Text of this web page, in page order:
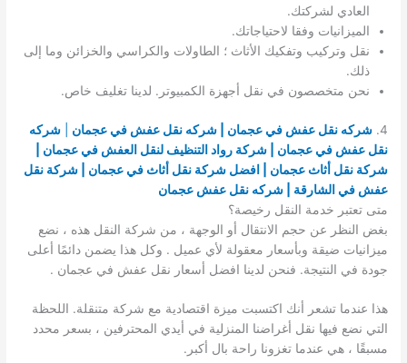
العادي لشركتك.
الميزانيات وفقا لاحتياجاتك.
نقل وتركيب وتفكيك الأثاث ؛ الطاولات والكراسي والخزائن وما إلى
ذلك.
نحن متخصصون في نقل أجهزة الكمبيوتر. لدينا تغليف خاص.
4. شركه نقل عفش في عجمان | شركه نقل عفش في عجمان |شركه
نقل عفش في عجمان | شركة رواد التنظيف لنقل العفش في عجمان |
شركة نقل أثاث عجمان | افضل شركة نقل أثاث في عجمان | شركة نقل
عفش في الشارقة | شركه نقل عفش عجمان
متى تعتبر خدمة النقل رخيصة؟
بغض النظر عن حجم الانتقال أو الوجهة ، من شركة النقل هذه ، نضع
ميزانيات ضيقة وبأسعار معقولة لأي عميل . وكل هذا يضمن دائمًا أعلى
جودة في النتيجة. فنحن لدينا افضل أسعار نقل عفش في عجمان .
هذا عندما تشعر أنك اكتسبت ميزة اقتصادية مع شركة متنقلة. اللحظة
التي نضع فيها نقل أغراضنا المنزلية في أيدي المحترفين ، بسعر محدد
مسبقًا ، هي عندما تغزونا راحة بال أكبر.